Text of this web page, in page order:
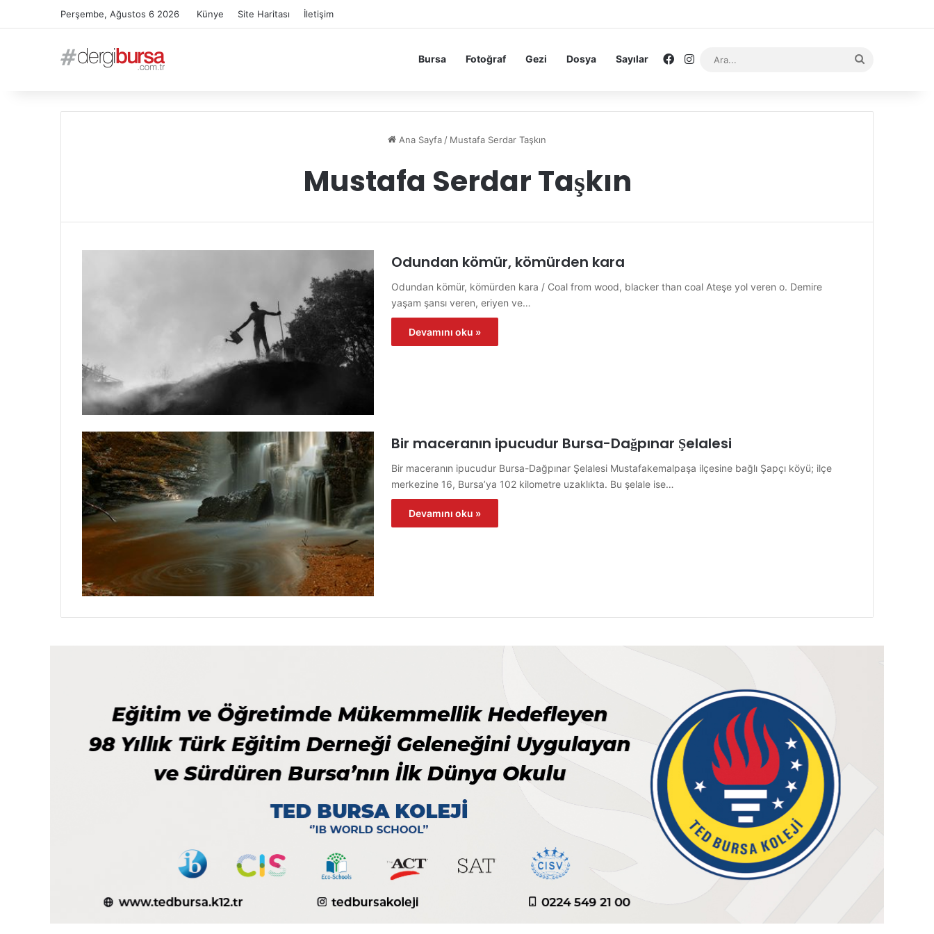
Perşembe, Ağustos 6 2026 Künye Site Haritası İletişim
Bursa Fotoğraf Gezi Dosya Sayılar Facebook
Instagram
Ana Sayfa / Mustafa Serdar Taşkın
Mustafa Serdar Taşkın
Odundan kömür, kömürden kara
Odundan kömür, kömürden kara / Coal from wood, blacker than coal Ateşe yol veren o. Demire
yaşam şansı veren, eriyen ve…
Devamını oku »
Bir maceranın ipucudur Bursa-Dağpınar Şelalesi
Bir maceranın ipucudur Bursa-Dağpınar Şelalesi Mustafakemalpaşa ilçesine bağlı Şapçı köyü; ilçe
merkezine 16, Bursa’ya 102 kilometre uzaklıkta. Bu şelale ise…
Devamını oku »